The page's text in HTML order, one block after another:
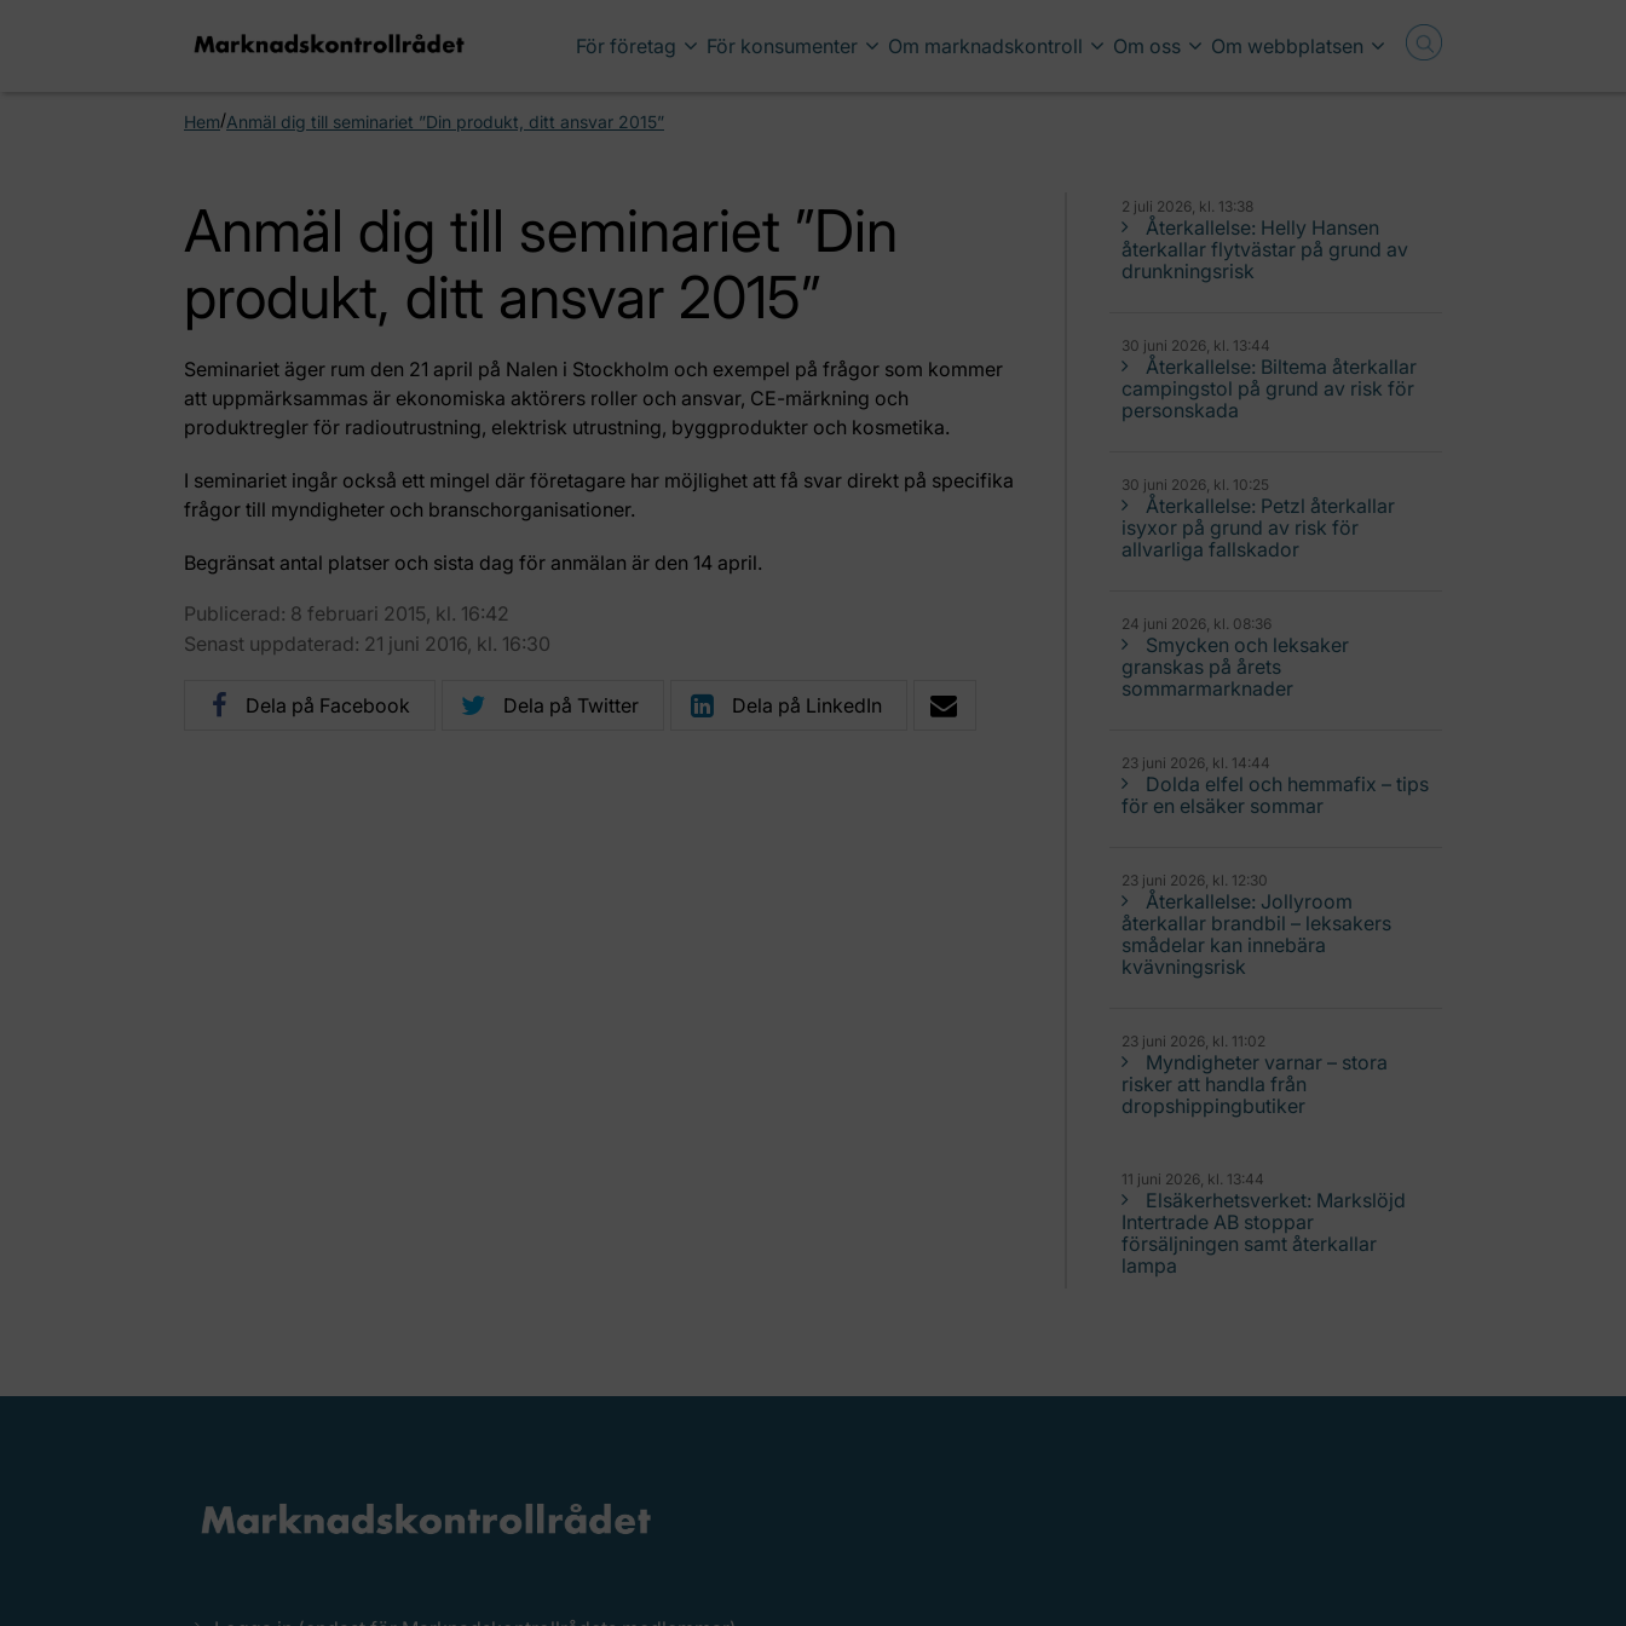
För företag För konsumenter Om marknadskontroll Om oss Om webbplatsen
Hem/Anmäl dig till seminariet ”Din produkt, ditt ansvar 2015”
Anmäl dig till seminariet ”Din
produkt, ditt ansvar 2015”
Seminariet äger rum den 21 april på Nalen i Stockholm och exempel på frågor som kommer
att uppmärksammas är ekonomiska aktörers roller och ansvar, CE-märkning och
produktregler för radioutrustning, elektrisk utrustning, byggprodukter och kosmetika.
I seminariet ingår också ett mingel där företagare har möjlighet att få svar direkt på specifika
frågor till myndigheter och branschorganisationer.
Begränsat antal platser och sista dag för anmälan är den 14 april.
Publicerad: 8 februari 2015, kl. 16:42
Senast uppdaterad: 21 juni 2016, kl. 16:30
Dela på Facebook Dela på Twitter Dela på LinkedIn
2 juli 2026, kl. 13:38
Återkallelse: Helly Hansen
återkallar flytvästar på grund av
drunkningsrisk
30 juni 2026, kl. 13:44
Återkallelse: Biltema återkallar
campingstol på grund av risk för
personskada
30 juni 2026, kl. 10:25
Återkallelse: Petzl återkallar
isyxor på grund av risk för
allvarliga fallskador
24 juni 2026, kl. 08:36
Smycken och leksaker
granskas på årets
sommarmarknader
23 juni 2026, kl. 14:44
Dolda elfel och hemmafix – tips
för en elsäker sommar
23 juni 2026, kl. 12:30
Återkallelse: Jollyroom
återkallar brandbil – leksakers
smådelar kan innebära
kvävningsrisk
23 juni 2026, kl. 11:02
Myndigheter varnar – stora
risker att handla från
dropshippingbutiker
11 juni 2026, kl. 13:44
Elsäkerhetsverket: Markslöjd
Intertrade AB stoppar
försäljningen samt återkallar
lampa